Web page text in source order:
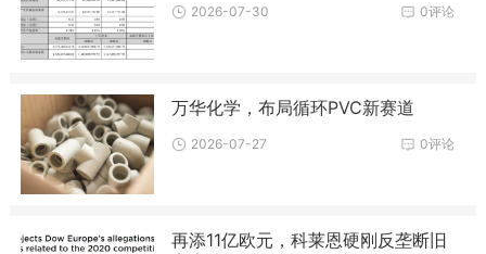
0评论
2026-07-30
万华化学，布局循环PVC新赛道
0评论
2026-07-27
再添11亿欧元，科莱恩硬刚反垄断旧